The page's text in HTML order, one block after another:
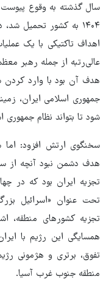
سال گذشته به وقوع
۱۴۰۴ به کشور تحمیل
اهداف تاکتیکی با یک
عالی‌رتبه از جمله رهبر
هدف آن بود با وارد
جمهوری اسلامی ایران،
شود تا بتواند نظام
سخنگوی ارتش افزود: اما
هدف دشمن نبود آنچه از
تجزیه ایران بود که در
تحت عنوان «اسرائیل
تجزیه کشورهای منطقه،
همسایگی این رژیم با
تفوق، برتری و هژمونی
منطقه جنوب غرب آسیا.